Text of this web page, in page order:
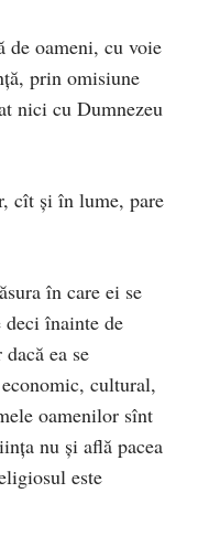
oameni, cu voie
prin omisiune
nici cu Dumnezeu
cît şi în lume, pare
în care ei se
înainte de
ea se
cultural,
oamenilor sînt
nu şi află pacea
este